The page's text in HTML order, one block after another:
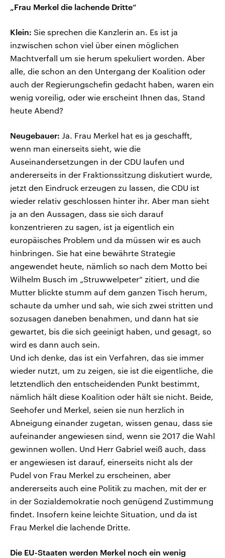
„Frau Merkel die lachende Dritte“
Klein: Sie sprechen die Kanzlerin an. Es ist ja
inzwischen schon viel über einen möglichen
Machtverfall um sie herum spekuliert worden. Aber
alle, die schon an den Untergang der Koalition oder
auch der Regierungschefin gedacht haben, waren ein
wenig voreilig, oder wie erscheint Ihnen das, Stand
heute Abend?
Neugebauer: Ja. Frau Merkel hat es ja geschafft,
wenn man einerseits sieht, wie die
Auseinandersetzungen in der CDU laufen und
andererseits in der Fraktionssitzung diskutiert wurde,
jetzt den Eindruck erzeugen zu lassen, die CDU ist
wieder relativ geschlossen hinter ihr. Aber man sieht
ja an den Aussagen, dass sie sich darauf
konzentrieren zu sagen, ist ja eigentlich ein
europäisches Problem und da müssen wir es auch
hinbringen. Sie hat eine bewährte Strategie
angewendet heute, nämlich so nach dem Motto bei
Wilhelm Busch im „Struwwelpeter“ zitiert, und die
Mutter blickte stumm auf dem ganzen Tisch herum,
schaute da umher und sah, wie sich zwei stritten und
sozusagen daneben benahmen, und dann hat sie
gewartet, bis die sich geeinigt haben, und gesagt, so
wird es dann auch sein.
Und ich denke, das ist ein Verfahren, das sie immer
wieder nutzt, um zu zeigen, sie ist die eigentliche, die
letztendlich den entscheidenden Punkt bestimmt,
nämlich hält diese Koalition oder hält sie nicht. Beide,
Seehofer und Merkel, seien sie nun herzlich in
Abneigung einander zugetan, wissen genau, dass sie
aufeinander angewiesen sind, wenn sie 2017 die Wahl
gewinnen wollen. Und Herr Gabriel weiß auch, dass
er angewiesen ist darauf, einerseits nicht als der
Pudel von Frau Merkel zu erscheinen, aber
andererseits auch eine Politik zu machen, mit der er
in der Sozialdemokratie noch genügend Zustimmung
findet. Insofern keine leichte Situation, und da ist
Frau Merkel die lachende Dritte.
Die EU-Staaten werden Merkel noch ein wenig